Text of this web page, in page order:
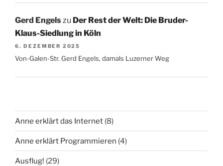
Gerd Engelszu Der Rest der Welt: Die Bruder-
Klaus-Siedlung in Köln
6. DEZEMBER 2025
Von-Galen-Str. Gerd Engels, damals Luzerner Weg
Anne erklärt das Internet (8)
Anne erklärt Programmieren (4)
Ausflug! (29)